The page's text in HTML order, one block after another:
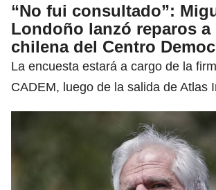
“No fui consultado”:
Londoño lanzó reparos a
chilena del Centro
La encuesta estará a cargo de la
CADEM, luego de la salida de Atlas